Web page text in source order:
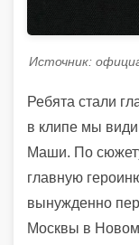
Источник:
Ребята стали
в клипе мы
Маши. По
главную
вынужденно
Москвы в